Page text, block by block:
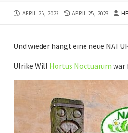
NATUR im GARTEN
Deutschland
PUBLISHED
APRIL 25, 2023
LAST
APRIL 25, 2023
Und wieder hängt eine neue
Ulrike Will Hortus Noctuarum war